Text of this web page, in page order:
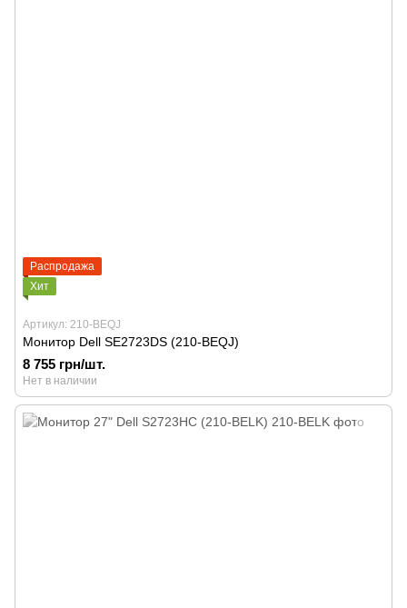
Распродажа
Хит
Артикул: 210-BEQJ
Монитор Dell SE2723DS (210-BEQJ)
8 755 грн/шт.
Нет в наличии